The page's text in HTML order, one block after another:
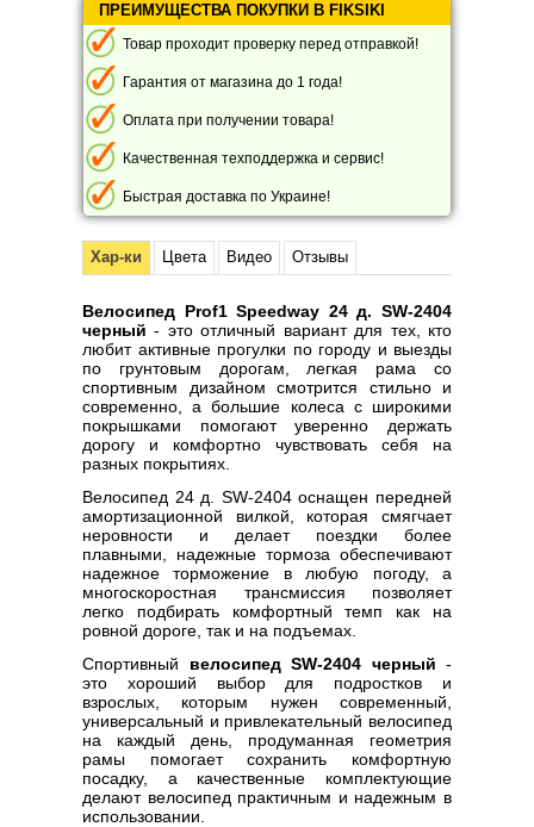
ПРЕИМУЩЕСТВА ПОКУПКИ В FIKSIKI
Товар проходит проверку перед отправкой!
Гарантия от магазина до 1 года!
Оплата при получении товара!
Качественная техподдержка и сервис!
Быстрая доставка по Украине!
Хар-ки Цвета Видео Отзывы
Велосипед Prof1 Speedway 24 д. SW-2404
черный - это отличный вариант для тех, кто
любит активные прогулки по городу и выезды
по грунтовым дорогам, легкая рама со
спортивным дизайном смотрится стильно и
современно, а большие колеса с широкими
покрышками помогают уверенно держать
дорогу и комфортно чувствовать себя на
разных покрытиях.
Велосипед 24 д. SW-2404 оснащен передней
амортизационной вилкой, которая смягчает
неровности и делает поездки более
плавными, надежные тормоза обеспечивают
надежное торможение в любую погоду, а
многоскоростная трансмиссия позволяет
легко подбирать комфортный темп как на
ровной дороге, так и на подъемах.
Спортивный велосипед SW-2404 черный -
это хороший выбор для подростков и
взрослых, которым нужен современный,
универсальный и привлекательный велосипед
на каждый день, продуманная геометрия
рамы помогает сохранить комфортную
посадку, а качественные комплектующие
делают велосипед практичным и надежным в
использовании.